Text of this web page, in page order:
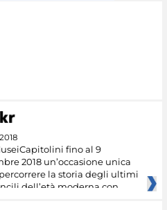
fino al 9
2018 un’occasione unica
la storia degli ultimi
dell’età moderna con